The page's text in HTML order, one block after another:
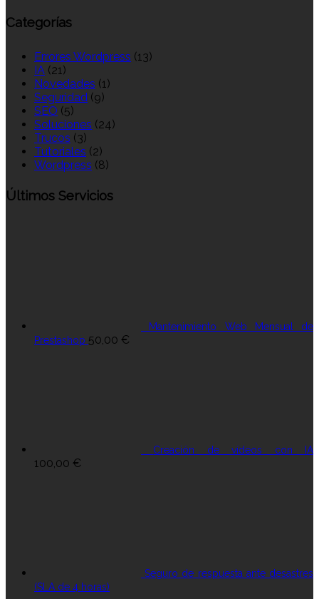
Categorías
Errores Wordpress (13)
IA (21)
Novedades (1)
Seguridad (9)
SEO (5)
Soluciones (24)
Trucos (3)
Tutoriales (2)
Wordpress (8)
Últimos Servicios
Mantenimiento Web Mensual de
Prestashop 50,00 €
Creación de vídeos con IA
100,00 €
Seguro de respuesta ante desastres
(SLA de 4 horas)